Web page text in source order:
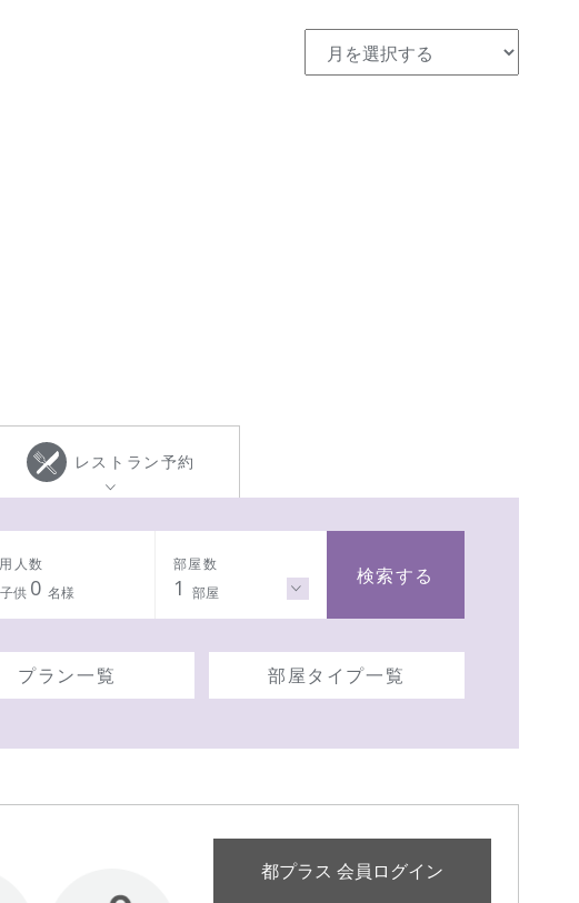
レストラン予約
人数
子供 0 名様
部屋数
1 部屋
検索する
プラン一覧 部屋タイプ一覧
都プラス 会員ログイン